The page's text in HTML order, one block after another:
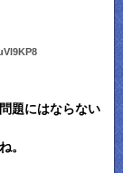
題にはならない
。